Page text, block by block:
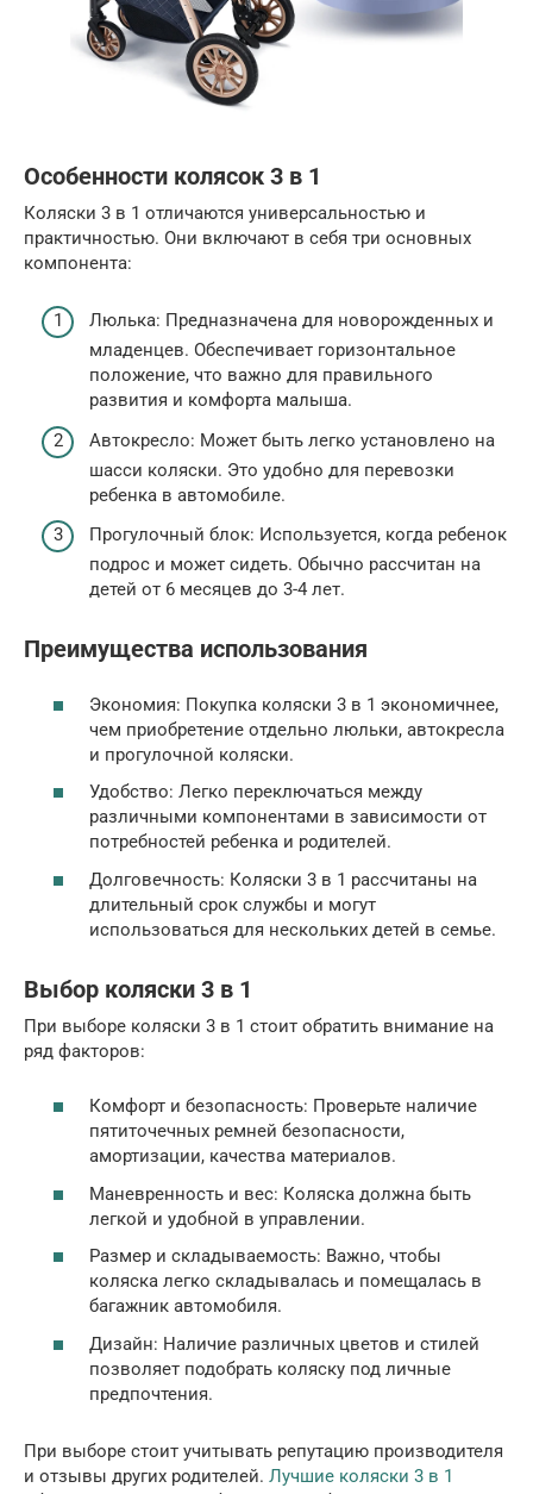
Особенности колясок 3 в 1
Коляски 3 в 1 отличаются универсальностью и
практичностью. Они включают в себя три основных
компонента:
Люлька: Предназначена для новорожденных и
младенцев. Обеспечивает горизонтальное
положение, что важно для правильного
развития и комфорта малыша.
Автокресло: Может быть легко установлено на
шасси коляски. Это удобно для перевозки
ребенка в автомобиле.
Прогулочный блок: Используется, когда ребенок
подрос и может сидеть. Обычно рассчитан на
детей от 6 месяцев до 3-4 лет.
Преимущества использования
Экономия: Покупка коляски 3 в 1 экономичнее,
чем приобретение отдельно люльки, автокресла
и прогулочной коляски.
Удобство: Легко переключаться между
различными компонентами в зависимости от
потребностей ребенка и родителей.
Долговечность: Коляски 3 в 1 рассчитаны на
длительный срок службы и могут
использоваться для нескольких детей в семье.
Выбор коляски 3 в 1
При выборе коляски 3 в 1 стоит обратить внимание на
ряд факторов:
Комфорт и безопасность: Проверьте наличие
пятиточечных ремней безопасности,
амортизации, качества материалов.
Маневренность и вес: Коляска должна быть
легкой и удобной в управлении.
Размер и складываемость: Важно, чтобы
коляска легко складывалась и помещалась в
багажник автомобиля.
Дизайн: Наличие различных цветов и стилей
позволяет подобрать коляску под личные
предпочтения.
При выборе стоит учитывать репутацию производителя
и отзывы других родителей. Лучшие коляски 3 в 1